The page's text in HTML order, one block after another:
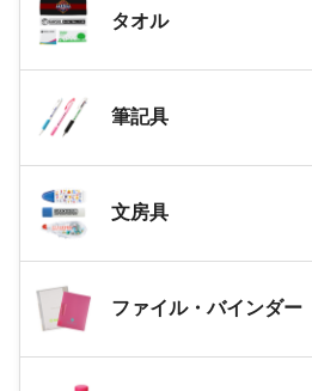
タオル
筆記具
文房具
ファイル・バインダー